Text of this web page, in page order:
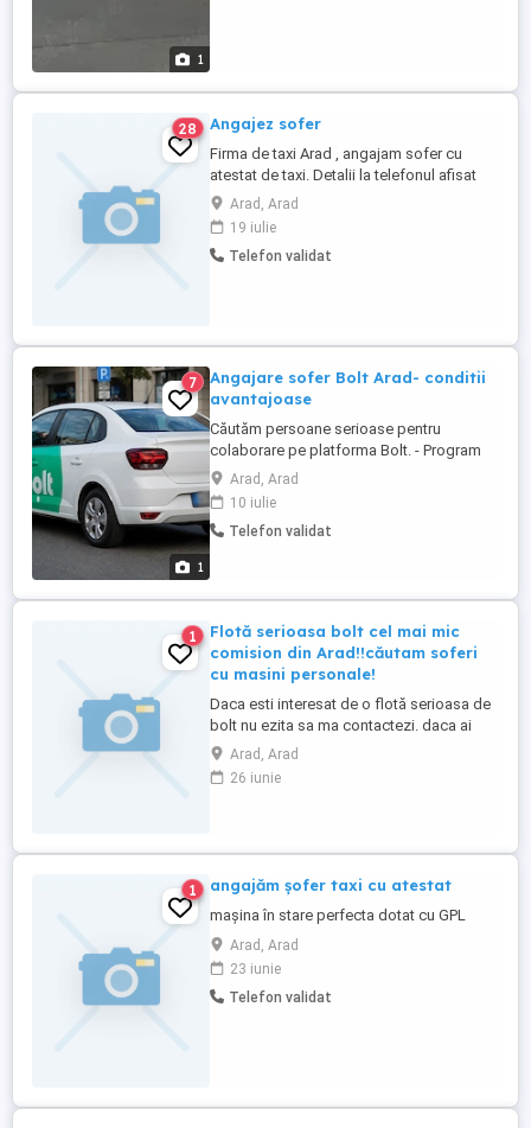
1
28 Angajez sofer
Firma de taxi Arad , angajam sofer cu
atestat de taxi. Detalii la telefonul afisat
Arad, Arad
19 iulie
Telefon validat
1
7
Angajare sofer Bolt Arad- conditii
avantajoase
Căutăm persoane serioase pentru
colaborare pe platforma Bolt. - Program
flexibil (full-time sau part-time) - Venituri
atractive - Mașină pusă la dispoziție -
Contract de muncă - Suport permanent
Cerințe: - Permis categoria B valabil -
Arad, Arad
10 iulie
Telefon validat
1
Flotă serioasa bolt cel mai mic
comision din Arad!!căutam soferi
cu masini personale!
Daca esti interesat de o flotă serioasa de
bolt nu ezita sa ma contactezi. daca ai
masina si atestat bolt, si nu ai firma te
aștept in flota noastra!
Arad, Arad
26 iunie
1 angajăm șofer taxi cu atestat
mașina în stare perfecta dotat cu GPL
Arad, Arad
23 iunie
Telefon validat